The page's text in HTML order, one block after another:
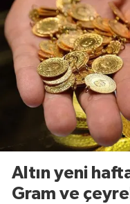
Altın yeni
Gram ve